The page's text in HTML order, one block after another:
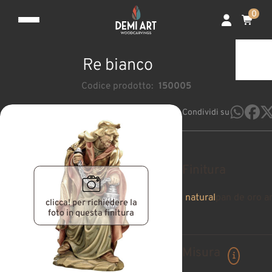
0
Re bianco
Codice prodotto: 150005
clicca! per richiedere la
foto in questa finitura
Condividi su
natural